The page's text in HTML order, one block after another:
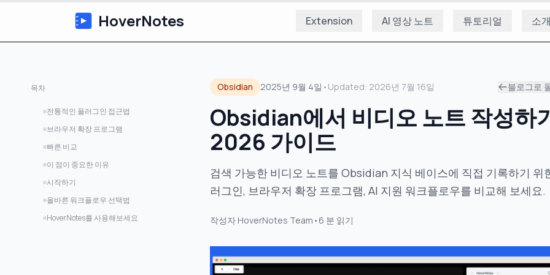
HoverNotes Extension AI 영상 노트 튜토리얼 소개
목차
전통적인 플러그인 접근법
브라우저 확장 프로그램
빠른 비교
이 점이 중요한 이유
시작하기
올바른 워크플로우 선택법
HoverNotes를 사용해보세요
Obsidian 2025년 9월 4일 • Updated: 2026년 7월 16일 블로그로
Obsidian에서 비디오 노트 작성하
2026 가이드
검색 가능한 비디오 노트를 Obsidian 지식 베이스에 직접 기록하기 위
러그인, 브라우저 확장 프로그램, AI 지원 워크플로우를 비교해 보세요.
작성자 HoverNotes Team • 6 분 읽기